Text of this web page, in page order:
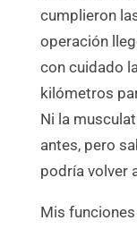
cumplieron
operación
con cuidado
kilómetros
Ni la
antes, pero
podría volver
Mis